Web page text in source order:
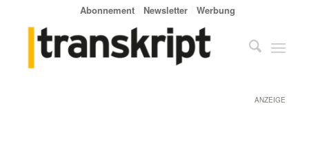
Abonnement Newsletter Werbung
ANZEIGE